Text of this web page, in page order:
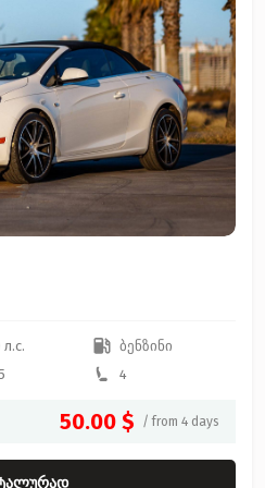
ბენზინი
4
50.00 $ / from 4 days